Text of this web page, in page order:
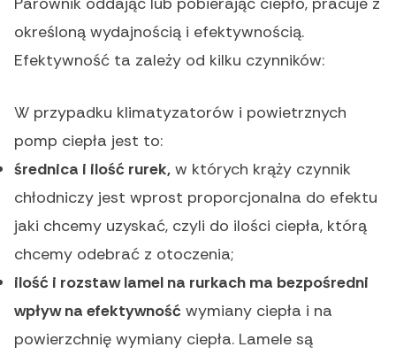
określoną wydajnością i efektywnością.
Efektywność ta zależy od kilku czynników:
W przypadku klimatyzatorów i powietrznych
pomp ciepła jest to:
średnica i ilość rurek, w których krąży czynnik
chłodniczy jest wprost proporcjonalna do efektu
jaki chcemy uzyskać, czyli do ilości ciepła, którą
chcemy odebrać z otoczenia;
ilość i rozstaw lamel na rurkach ma bezpośredni
wpływ na efektywność wymiany ciepła i na
powierzchnię wymiany ciepła. Lamele są